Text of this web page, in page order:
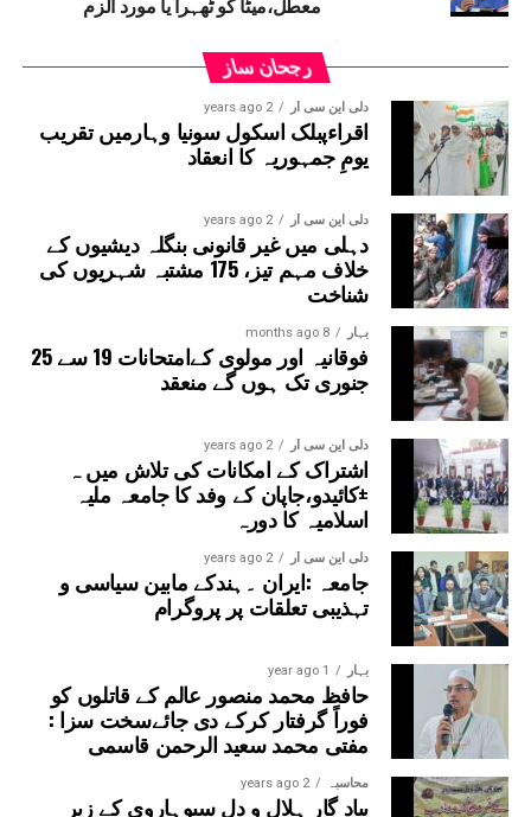
رجحان ساز
دلی این سی آر 2 years ago
اقراءپبلک اسکول سونیا وہارمیں تقریب
یومِ جمہوریہ کا انعقاد
دلی این سی آر 2 years ago
دہلی میں غیر قانونی بنگلہ دیشیوں کے
خلاف مہم تیز، 175 مشتبہ شہریوں کی
شناخت
بہار 8 months ago
فوقانیہ اور مولوی کےامتحانات 19 سے 25
جنوری تک ہوں گے منعقد
دلی این سی آر 2 years ago
اشتراک کے امکانات کی تلاش میں ہ
±کائیدو،جاپان کے وفد کا جامعہ ملیہ
اسلامیہ کا دورہ
دلی این سی آر 2 years ago
جامعہ :ایران ۔ہندکے مابین سیاسی و
تہذیبی تعلقات پر پروگرام
بہار 1 year ago
حافظ محمد منصور عالم کے قاتلوں کو
فوراً گرفتار کرکے دی جائےسخت سزا :
مفتی محمد سعید الرحمن قاسمی
محاسبہ 2 years ago
بیاد گار ہلال و دل سیوہاروی کے زیر